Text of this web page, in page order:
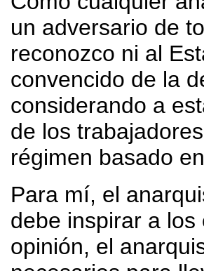
un adversario de
reconozco ni al
convencido de la
considerando a
de los
régimen basado
Para mí, el
debe inspirar a
opinión, el